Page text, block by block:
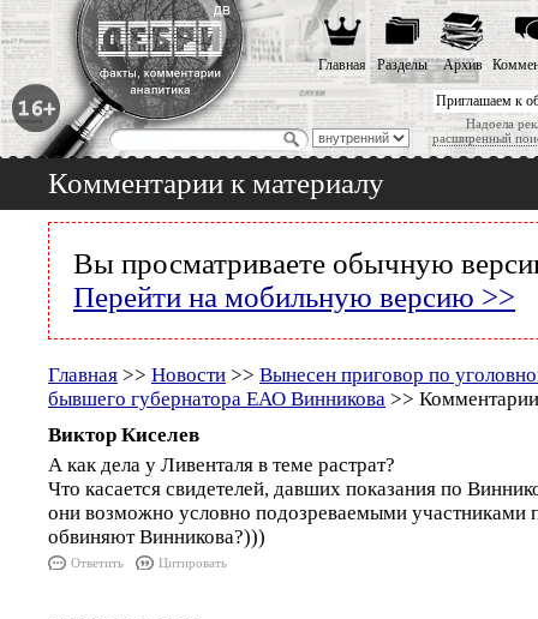
Приглашаем к
Надоела
расширенный
Главная Разделы Архив
Комментарии к материалу
Вы просматриваете обычную
Перейти на мобильную версию >>
Главная >> Новости >> Вынесен приговор по
бывшего губернатора ЕАО Винникова >>
Виктор Киселев
А как дела у Ливенталя в теме растрат?
Что касается свидетелей, давших показания по
они возможно условно подозреваемыми участниками
обвиняют Винникова?)))
Ответить Цитировать